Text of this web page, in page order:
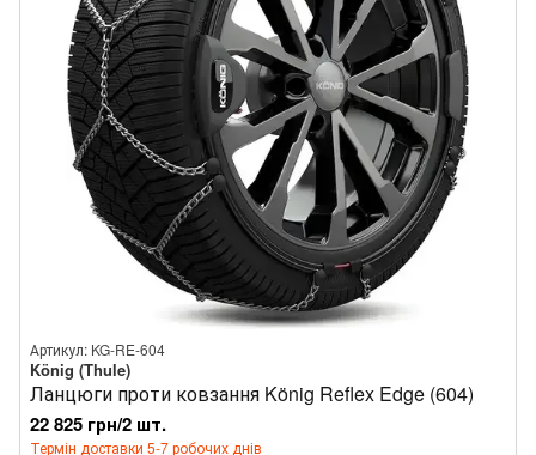
Артикул: KG-RE-604
König (Thule)
Ланцюги проти ковзання König Reflex Edge (604)
22 825 грн/2 шт.
Термін доставки 5-7 робочих днів